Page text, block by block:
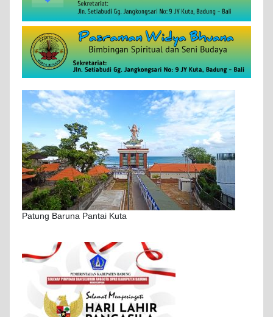
Patung Baruna Pantai Kuta